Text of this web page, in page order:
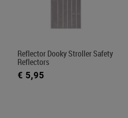
Reflector Dooky Stroller Safety
Reflectors
€ 5,95